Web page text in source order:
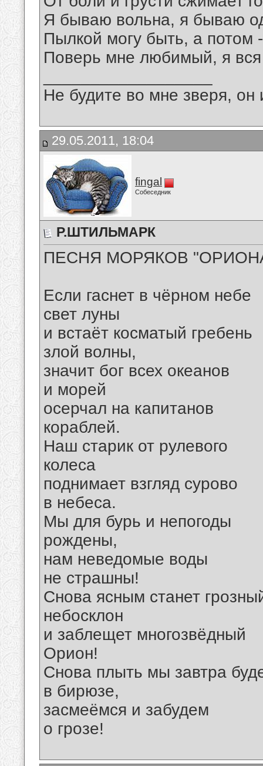
Я бываю вольна, я бываю
Пылкой могу быть, а потом
Поверь мне любимый, я
Не будите во мне зверя, он
29.05.2011, 18:04
fingal
Собеседник
Р.ШТИЛЬМАРК
ПЕСНЯ МОРЯКОВ
Если гаснет в чёрном небе
свет луны
и встаёт косматый гребень
злой волны,
значит бог всех океанов
и морей
осерчал на капитанов
кораблей.
Наш старик от рулевого
колеса
поднимает взгляд сурово
в небеса.
Мы для бурь и непогоды
рождены,
нам неведомые воды
не страшны!
Снова ясным станет
небосклон
и заблещет многозвёдный
Орион!
Снова плыть мы завтра
в бирюзе,
засмеёмся и забудем
о грозе!